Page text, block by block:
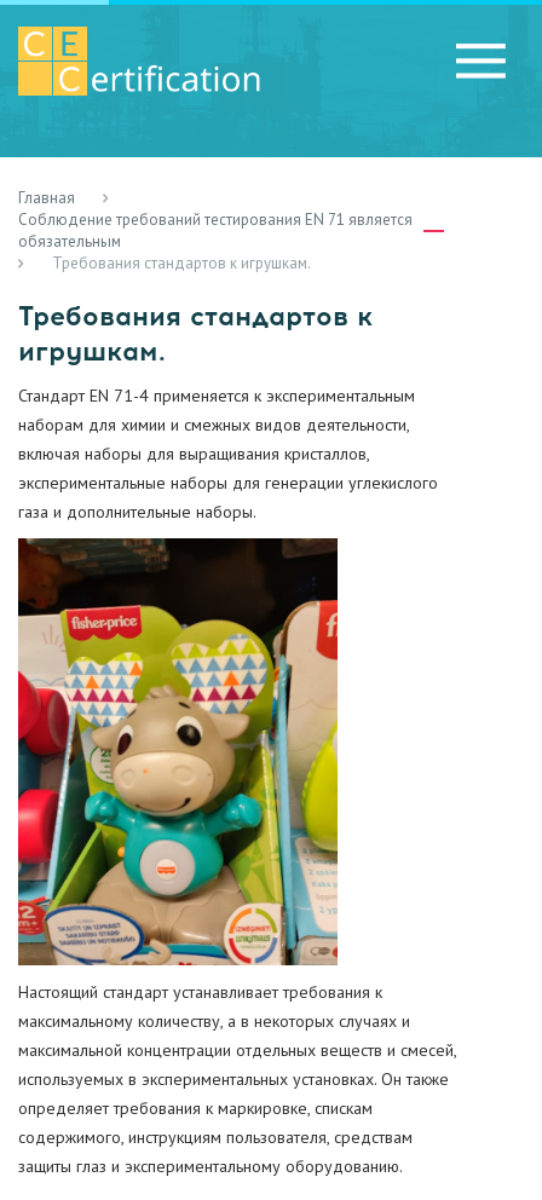
Главная
Соблюдение требований тестирования EN 71 является
обязательным
Требования стандартов к игрушкам.
Требования стандартов к
игрушкам.
Стандарт EN 71-4 применяется к экспериментальным
наборам для химии и смежных видов деятельности,
включая наборы для выращивания кристаллов,
экспериментальные наборы для генерации углекислого
газа и дополнительные наборы.
Настоящий стандарт устанавливает требования к
максимальному количеству, а в некоторых случаях и
максимальной концентрации отдельных веществ и смесей,
используемых в экспериментальных установках. Он также
определяет требования к маркировке, спискам
содержимого, инструкциям пользователя, средствам
защиты глаз и экспериментальному оборудованию.